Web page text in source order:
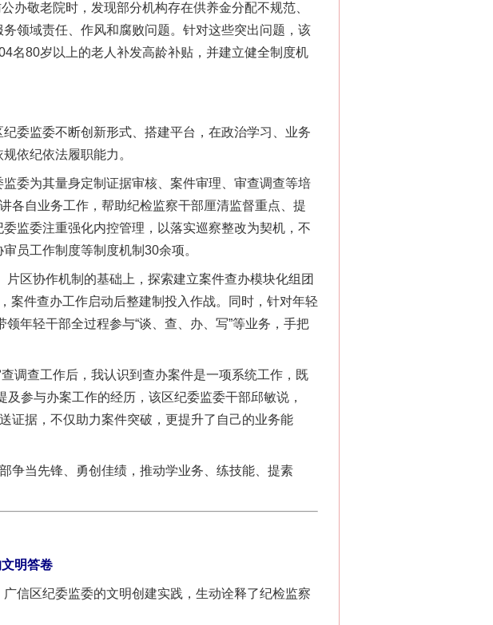
敬老院时，发现部分机构存在供养金分配不规范、
领域责任、作风和腐败问题。针对这些突出问题，该
名80岁以上的老人补发高龄补贴，并建立健全制度机
监委不断创新形式、搭建平台，在政治学习、业务
依纪依法履职能力。
为其量身定制证据审核、案件审理、审查调查等培
各自业务工作，帮助纪检监察干部厘清监督重点、提
监委注重强化内控管理，以落实巡察整改为契机，不
员工作制度等制度机制30余项。
区协作机制的基础上，探索建立案件查办模块化组团
案件查办工作启动后整建制投入作战。同时，针对年轻
年轻干部全过程参与“谈、查、办、写”等业务，手把
调查工作后，我认识到查办案件是一项系统工作，既
参与办案工作的经历，该区纪委监委干部邱敏说，
证据，不仅助力案件突破，更提升了自己的业务能
当先锋、勇创佳绩，推动学业务、练技能、提素
明答卷
区纪委监委的文明创建实践，生动诠释了纪检监察